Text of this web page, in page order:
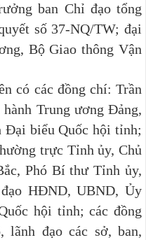
ban Chỉ đạo tổng
số 37-NQ/TW; đại
Bộ Giao thông Vận
có các đồng chí: Trần
Trung ương Đảng,
Đại biểu Quốc hội tỉnh;
trực Tỉnh ủy, Chủ
Phó Bí thư Tỉnh ủy,
HĐND, UBND, Ủy
hội tỉnh; các đồng
đạo các sở, ban,